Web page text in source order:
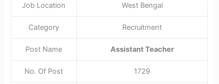
Job Location West Bengal
Category Recruitment
Post Name Assistant Teacher
No. Of Post 1729